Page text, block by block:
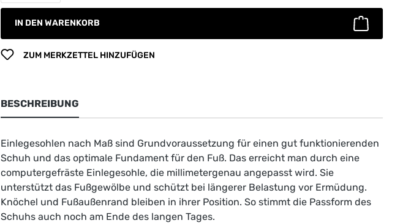
IN DEN WARENKORB
ZUM MERKZETTEL HINZUFÜGEN
BESCHREIBUNG
Einlegesohlen nach Maß sind Grundvoraussetzung für einen gut funktionierenden
Schuh und das optimale Fundament für den Fuß. Das erreicht man durch eine
computergefräste Einlegesohle, die millimetergenau angepasst wird. Sie
unterstützt das Fußgewölbe und schützt bei längerer Belastung vor Ermüdung.
Knöchel und Fußaußenrand bleiben in ihrer Position. So stimmt die Passform des
Schuhs auch noch am Ende des langen Tages.